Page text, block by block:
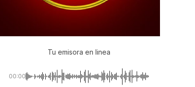
Tu emisora en linea
00:00